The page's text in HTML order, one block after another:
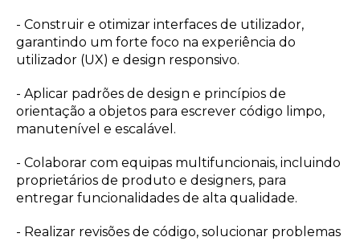
- Construir e otimizar interfaces de utilizador,
garantindo um forte foco na experiência do
utilizador (UX) e design responsivo.
- Aplicar padrões de design e princípios de
orientação a objetos para escrever código limpo,
manutenível e escalável.
- Colaborar com equipas multifuncionais, incluindo
proprietários de produto e designers, para
entregar funcionalidades de alta qualidade.
- Realizar revisões de código, solucionar problemas